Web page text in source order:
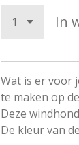
In
Wat is er voor
te maken op
Deze
De kleur van